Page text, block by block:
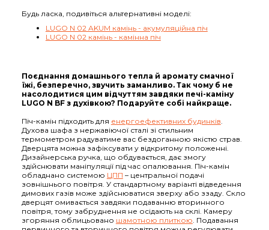
Будь ласка, подивіться альтернативні моделі:
LUGO N 02 AKUM камінь - акумуляційна піч
LUGO N 02 камінь - камінна піч
Поєднання домашнього тепла й аромату смачної
їжі, безперечно, звучить заманливо. Так чому б не
насолодитися цим відчуттям завдяки печі-каміну
LUGO N BF з духівкою? Подаруйте собі найкраще.
Піч-камін підходить для енергоефективних будинків
Духова шафа з нержавіючої сталі зі стильним
термометром радуватиме вас бездоганною якістю страв.
Дверцята можна зафіксувати у відкритому положенні.
Дизайнерська ручка, що обдувається, дає змогу
здійснювати маніпуляції під час опалювання. Піч-камін
обладнано системою ЦПП – центральної подачі
зовнішнього повітря. У стандартному варіанті відведення
димових газів може здійснюватися зверху або ззаду. Скло
дверцят омивається завдяки подаванню вторинного
повітря, тому забруднення не осідають на склі. Камеру
згоряння облицьовано шамотною плиткою . Подавання